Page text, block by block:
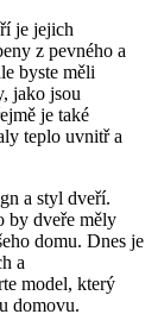
je ⁢jejich
z pevného a
byste měli
jako jsou
je také
teplo uvnitř a
a styl dveří.
by dveře ​měly
domu. Dnes je
a
model, který
domovu.